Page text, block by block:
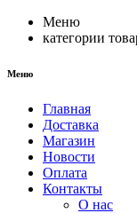
Меню
категории
Меню
Главная
Доставка
Магазин
Новости
Оплата
Контакты
О нас